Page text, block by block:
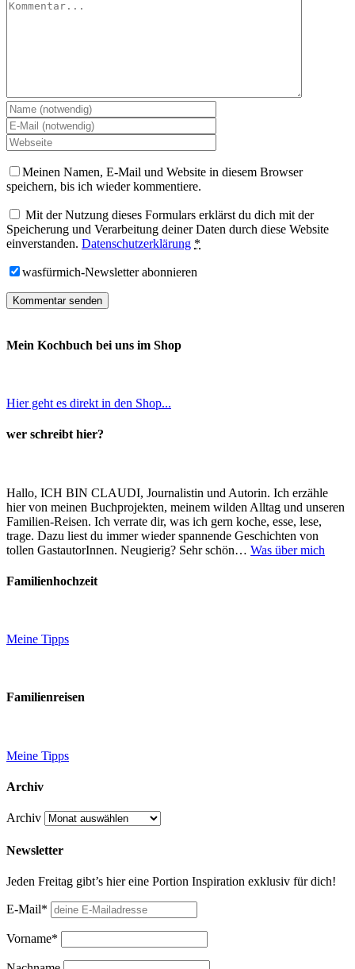
Meinen Namen, E-Mail und Website in diesem Browser
speichern, bis ich wieder kommentiere.
Mit der Nutzung dieses Formulars erklärst du dich mit der
Speicherung und Verarbeitung deiner Daten durch diese Website
einverstanden. Datenschutzerklärung *
wasfürmich-Newsletter abonnieren
Mein Kochbuch bei uns im Shop
Hier geht es direkt in den Shop...
wer schreibt hier?
Hallo, ICH BIN CLAUDI, Journalistin und Autorin. Ich erzähle
hier von meinen Buchprojekten, meinem wilden Alltag und unseren
Familien-Reisen. Ich verrate dir, was ich gern koche, esse, lese,
trage. Dazu liest du immer wieder spannende Geschichten von
tollen GastautorInnen. Neugierig? Sehr schön… Was über mich
Familienhochzeit
Meine Tipps
Familienreisen
Meine Tipps
Archiv
Archiv
Newsletter
Jeden Freitag gibt’s hier eine Portion Inspiration exklusiv für dich!
E-Mail*
Vorname*